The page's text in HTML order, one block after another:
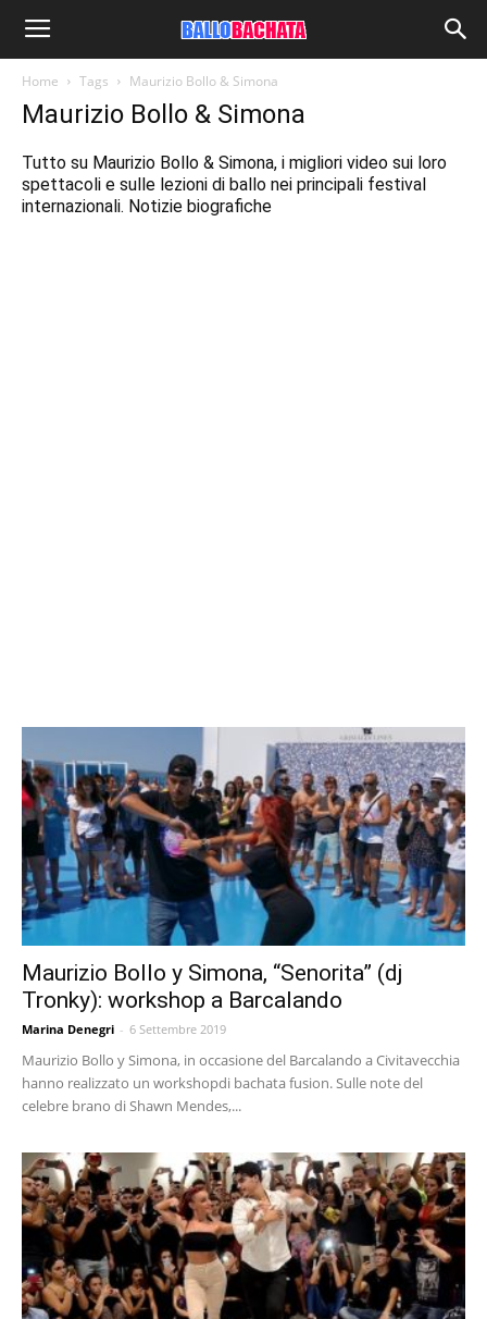
Home Tags Maurizio Bollo & Simona
Maurizio Bollo & Simona
Tutto su Maurizio Bollo & Simona, i migliori video sui loro
spettacoli e sulle lezioni di ballo nei principali festival
internazionali. Notizie biografiche
Maurizio Bollo y Simona, “Senorita” (dj
Tronky): workshop a Barcalando
Marina Denegri - 6 Settembre 2019
Maurizio Bollo y Simona, in occasione del Barcalando a Civitavecchia
hanno realizzato un workshopdi bachata fusion. Sulle note del
celebre brano di Shawn Mendes,...